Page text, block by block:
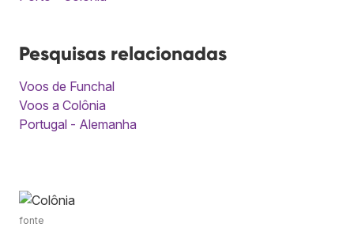
Pesquisas relacionadas
Voos de Funchal
Voos a Colônia
Portugal - Alemanha
fonte